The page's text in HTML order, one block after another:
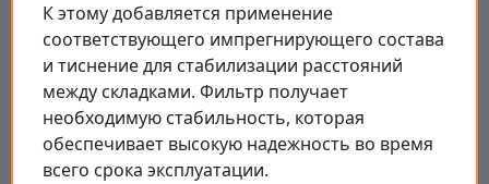
К этому добавляется применение
соответствующего импрегнирующего состава
и тиснение для стабилизации расстояний
между складками. Фильтр получает
необходимую стабильность, которая
обеспечивает высокую надежность во время
всего срока эксплуатации.